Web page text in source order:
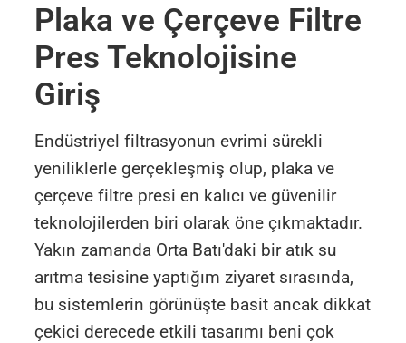
Plaka ve Çerçeve Filtre
Pres Teknolojisine
Giriş
Endüstriyel filtrasyonun evrimi sürekli
yeniliklerle gerçekleşmiş olup, plaka ve
çerçeve filtre presi en kalıcı ve güvenilir
teknolojilerden biri olarak öne çıkmaktadır.
Yakın zamanda Orta Batı'daki bir atık su
arıtma tesisine yaptığım ziyaret sırasında,
bu sistemlerin görünüşte basit ancak dikkat
çekici derecede etkili tasarımı beni çok